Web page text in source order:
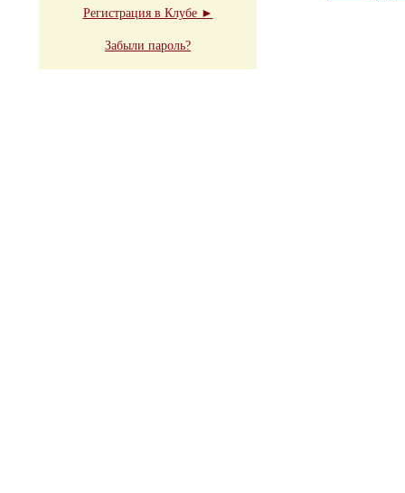
Регистрация в Клубе ►
Забыли пароль?